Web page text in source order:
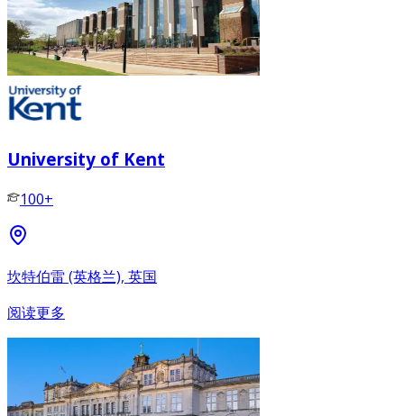
University of Kent
100+
坎特伯雷 (英格兰), 英国
阅读更多